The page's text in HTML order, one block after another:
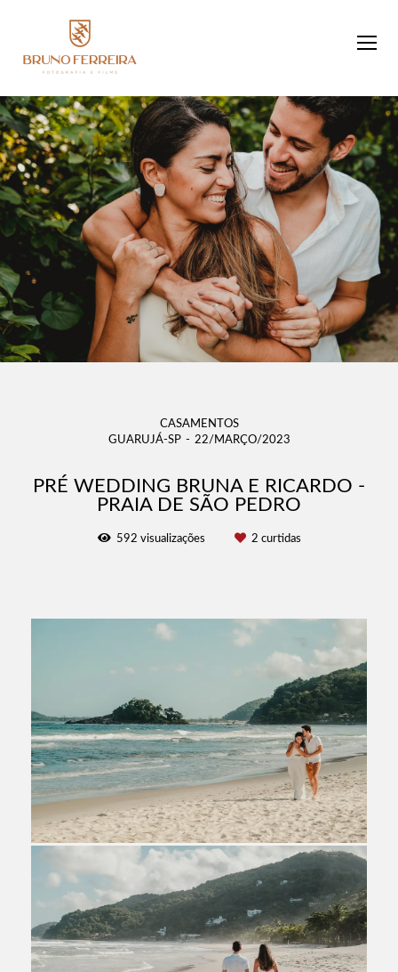
CASAMENTOS
GUARUJÁ-SP
22/MARÇO/2023
PRÉ WEDDING BRUNA E RICARDO -
PRAIA DE SÃO PEDRO
592 visualizações 2 curtidas